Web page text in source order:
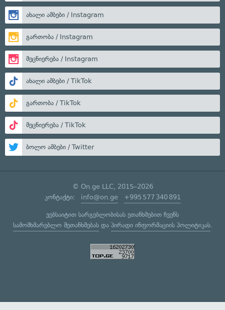
ახალი ამბები / Instagram
გართობა / Instagram
მეცნიერება / Instagram
ახალი ამბები / TikTok
გართობა / TikTok
მეცნიერება / TikTok
ბოლო ამბები / Twitter
© On.ge LLC, 2015–2026
კონტაქტი: info@on.ge +995 577 340 891
ვებსაიტით სარგებლობისას ეთანხმებით ჩვენს
სამომხმარებლო შეთანხმებასდა პირადი ინფორმაციის პოლიტიკას.